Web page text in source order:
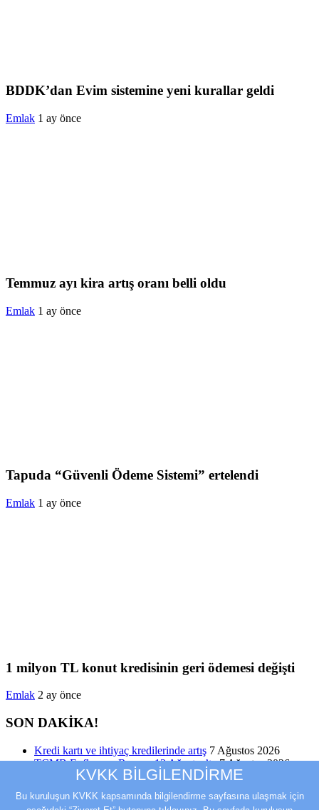
BDDK’dan Evim sistemine yeni kurallar geldi
Emlak 1 ay önce
Temmuz ayı kira artış oranı belli oldu
Emlak 1 ay önce
Tapuda “Güvenli Ödeme Sistemi” ertelendi
Emlak 1 ay önce
1 milyon TL konut kredisinin geri ödemesi değişti
Emlak 2 ay önce
SON DAKİKA!
Kredi kartı ve ihtiyaç kredilerinde artış 7 Ağustos 2026
TCMB Enflasyon Raporu 13 Ağustos’ta 7 Ağustos 2026
Dünya Altın Konseyi’nden kritik rapor
7 Ağustos 2026
aylık getirisi ne kadar oldu? 7 Ağustos 2026
KVKK BİLGİLENDİRME
Bu kuruluşun KVKK kapsamında bilgilendirme sayfasına ulaşmak için